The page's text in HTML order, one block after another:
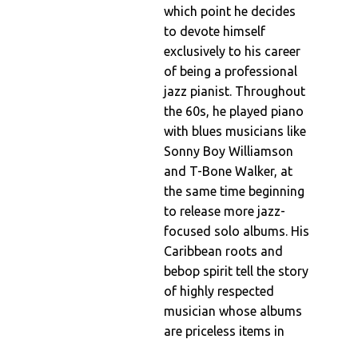
which point he decides
to devote himself
exclusively to his career
of being a professional
jazz pianist. Throughout
the 60s, he played piano
with blues musicians like
Sonny Boy Williamson
and T-Bone Walker, at
the same time beginning
to release more jazz-
focused solo albums. His
Caribbean roots and
bebop spirit tell the story
of highly respected
musician whose albums
are priceless items in